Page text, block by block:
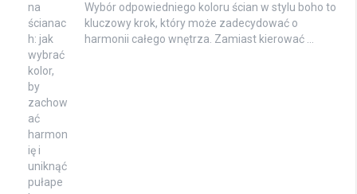
Wybór odpowiedniego koloru ścian w stylu boho to
kluczowy krok, który może zadecydować o
harmonii całego wnętrza. Zamiast kierować …